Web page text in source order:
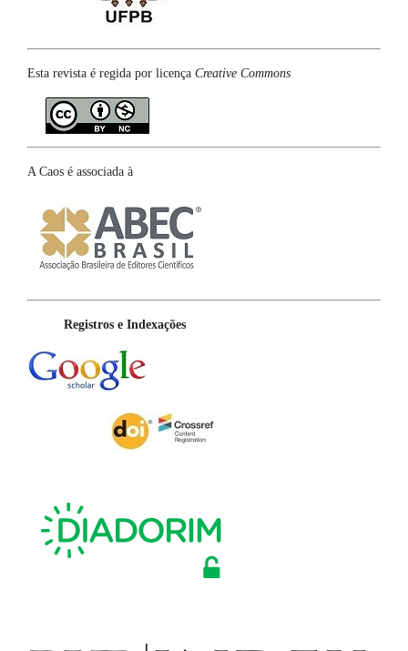
Esta revista é regida por licença Creative Commons
A Caos é associada à
Registros e Indexações